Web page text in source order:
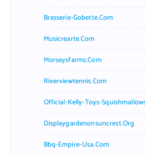
Brasserie-Gobette.com
Musicrearte.com
Morseysfarms.com
Riverviewtennis.com
Official-Kelly-Toys-
Displaygardenonsuncrest.org
Bbq-Empire-Usa.com